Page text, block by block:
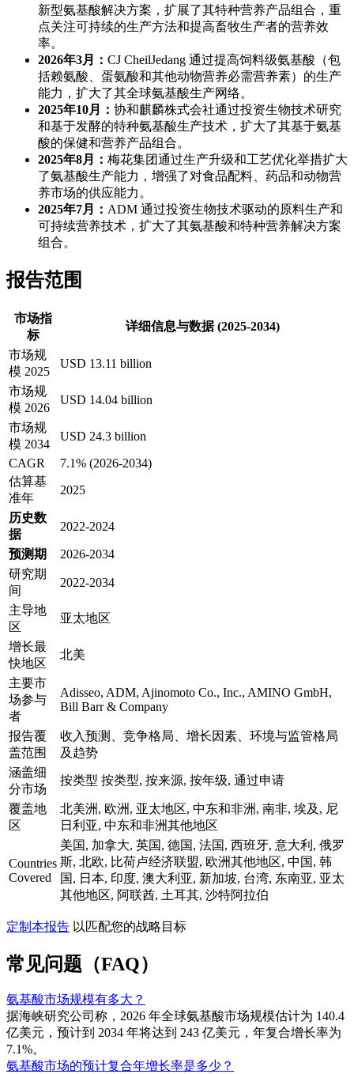
新型氨基酸解决方案，扩展了其特种营养产品组合，重
点关注可持续的生产方法和提高畜牧生产者的营养效
率。
2026年3月： CJ CheilJedang 通过提高饲料级氨基酸（包
括赖氨酸、蛋氨酸和其他动物营养必需营养素）的生产
能力，扩大了其全球氨基酸生产网络。
2025年10月： 协和麒麟株式会社通过投资生物技术研究
和基于发酵的特种氨基酸生产技术，扩大了其基于氨基
酸的保健和营养产品组合。
2025年8月： 梅花集团通过生产升级和工艺优化举措扩大
了氨基酸生产能力，增强了对食品配料、药品和动物营
养市场的供应能力。
2025年7月： ADM 通过投资生物技术驱动的原料生产和
可持续营养技术，扩大了其氨基酸和特种营养解决方案
组合。
报告范围
市场指
标
详细信息与数据 (2025-2034)
市场规
模 2025
USD 13.11 billion
市场规
模 2026
USD 14.04 billion
市场规
模 2034
USD 24.3 billion
CAGR
7.1% (2026-2034)
估算基
准年
2025
历史数
据
2022-2024
预测期
2026-2034
研究期
间
2022-2034
主导地
区
亚太地区
增长最
快地区
北美
主要市
场参与
者
Adisseo, ADM, Ajinomoto Co., Inc., AMINO GmbH,
Bill Barr & Company
报告覆
盖范围
收入预测、竞争格局、增长因素、环境与监管格局
及趋势
涵盖细
分市场
按类型 按类型, 按来源, 按年级, 通过申请
覆盖地
区
北美洲, 欧洲, 亚太地区, 中东和非洲, 南非, 埃及, 尼
日利亚, 中东和非洲其他地区
Countries
Covered
美国, 加拿大, 英国, 德国, 法国, 西班牙, 意大利, 俄罗
斯, 北欧, 比荷卢经济联盟, 欧洲其他地区, 中国, 韩
国, 日本, 印度, 澳大利亚, 新加坡, 台湾, 东南亚, 亚太
其他地区, 阿联酋, 土耳其, 沙特阿拉伯
定制本报告 以匹配您的战略目标
常见问题（FAQ）
氨基酸市场规模有多大？
据海峡研究公司称，2026 年全球氨基酸市场规模估计为 140.4
亿美元，预计到 2034 年将达到 243 亿美元，年复合增长率为
7.1%。
氨基酸市场的预计复合年增长率是多少？